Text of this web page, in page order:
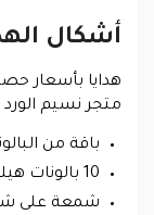
أشكال
هدايا بأسعار
متجر نسيم
باقة من
10 بالونات هيليوم باللون الأخضر.
شمعة على